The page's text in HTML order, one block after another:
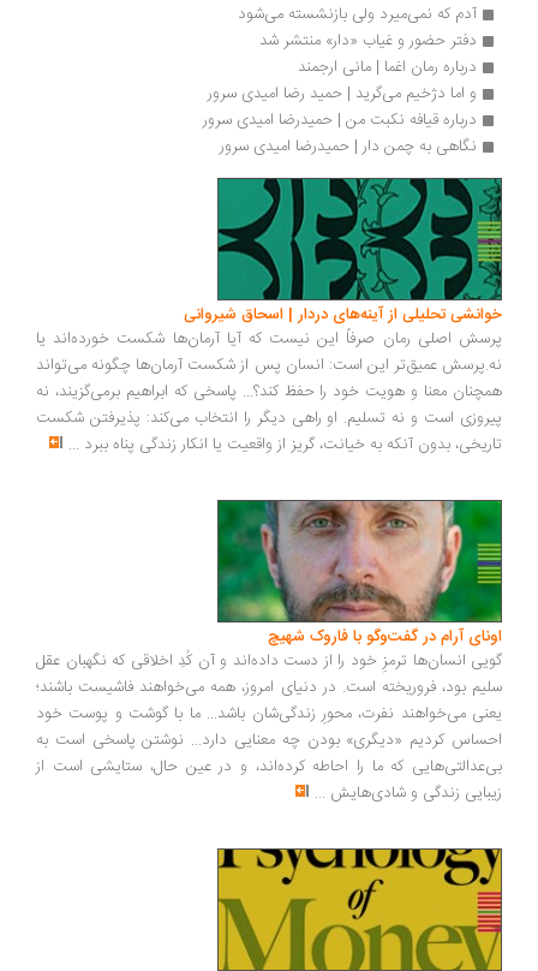
آدم که نمی‌میرد ولی بازنشسته می‌شود
دفتر حضور و غیاب «دار» منتشر شد
درباره رمان اغما | مانی ارجمند
و اما دژخیم می‌گرید | حمید رضا امیدی سرور
درباره قیافه نکبت من | حمیدرضا امیدی سرور
نگاهی به چمن دار | حمیدرضا امیدی سرور
خوانشی تحلیلی از آینه‌های دردار | اسحاق شیروانی
پرسش اصلی رمان صرفاً این نیست که آیا آرمان‌ها شکست خورده‌اند یا
نه.پرسش عمیق‌تر این است: انسان پس از شکست آرمان‌ها چگونه می‌تواند
همچنان معنا و هویت خود را حفظ کند؟... پاسخی که ابراهیم برمی‌گزیند، نه
پیروزی است و نه تسلیم. او راهی دیگر را انتخاب می‌کند: پذیرفتن شکست
تاریخی، بدون آنکه به خیانت، گریز از واقعیت یا انکار زندگی پناه ببرد ...
اونای آرام در گفت‌وگو با فاروک شهیچ‭
گویی انسان‌ها ترمزِ خود را از دست داده‌اند و آن کُدِ اخلاقی که نگهبان عقل
سلیم بود، فروریخته است. در دنیای امروز، همه می‌خواهند فاشیست باشند؛
یعنی می‌خواهند نفرت، محورِ زندگی‌شان باشد... ما با گوشت و پوست خود
احساس کردیم «دیگری» بودن چه معنایی دارد... نوشتن پاسخی است به
بی‌عدالتی‌هایی که ما را احاطه کرده‌اند، و در عین حال، ستایشی است از
زیبایی زندگی و شادی‌هایش ...